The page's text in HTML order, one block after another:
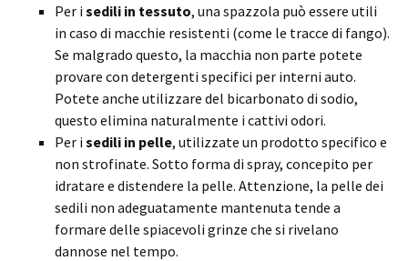
Per i sedili in tessuto, una spazzola può essere utili
in caso di macchie resistenti (come le tracce di fango).
Se malgrado questo, la macchia non parte potete
provare con detergenti specifici per interni auto.
Potete anche utilizzare del bicarbonato di sodio,
questo elimina naturalmente i cattivi odori.
Per i sedili in pelle, utilizzate un prodotto specifico e
non strofinate. Sotto forma di spray, concepito per
idratare e distendere la pelle. Attenzione, la pelle dei
sedili non adeguatamente mantenuta tende a
formare delle spiacevoli grinze che si rivelano
dannose nel tempo.